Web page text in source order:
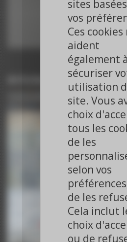
Autoriser
Articles du même
Paroles d’Experts – AHA 2024
What's Up Daily #3 - AHA2024
Paroles d’Experts – ACC 2024
Paroles d’Experts – ACC 2024
Paroles d’Experts – ACC 2024
What's Up en Cardiologie - Étude
What's Up en Cardiologie - La FA
What's Up Daily #3 : Rythmologie et
sites
vos
Ces cookies
aident
également à
sécuriser
utilisation
site. Vous
choix
tous les
de les
selon vos
de les
Cela inclut
choix
ou de